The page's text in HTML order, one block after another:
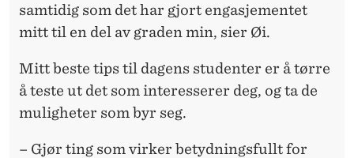
samtidig som det har gjort engasjementet
mitt til en del av graden min, sier Øi.
Mitt beste tips til dagens studenter er å tørre
å teste ut det som interesserer deg, og ta de
muligheter som byr seg.
– Gjør ting som virker betydningsfullt for